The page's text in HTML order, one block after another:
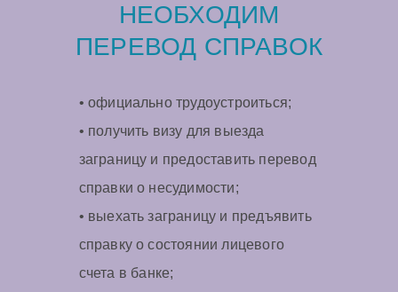
НЕОБХОДИМ
ПЕРЕВОД СПРАВОК
• официально трудоустроиться;
• получить визу для выезда
заграницу и предоставить перевод
справки о несудимости;
• выехать заграницу и предъявить
справку о состоянии лицевого
счета в банке;